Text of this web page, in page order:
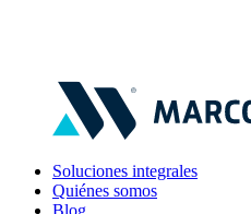
Soluciones integrales
Quiénes somos
Blog